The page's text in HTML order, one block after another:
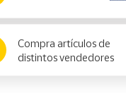
Compra artículos de
distintos vendedores